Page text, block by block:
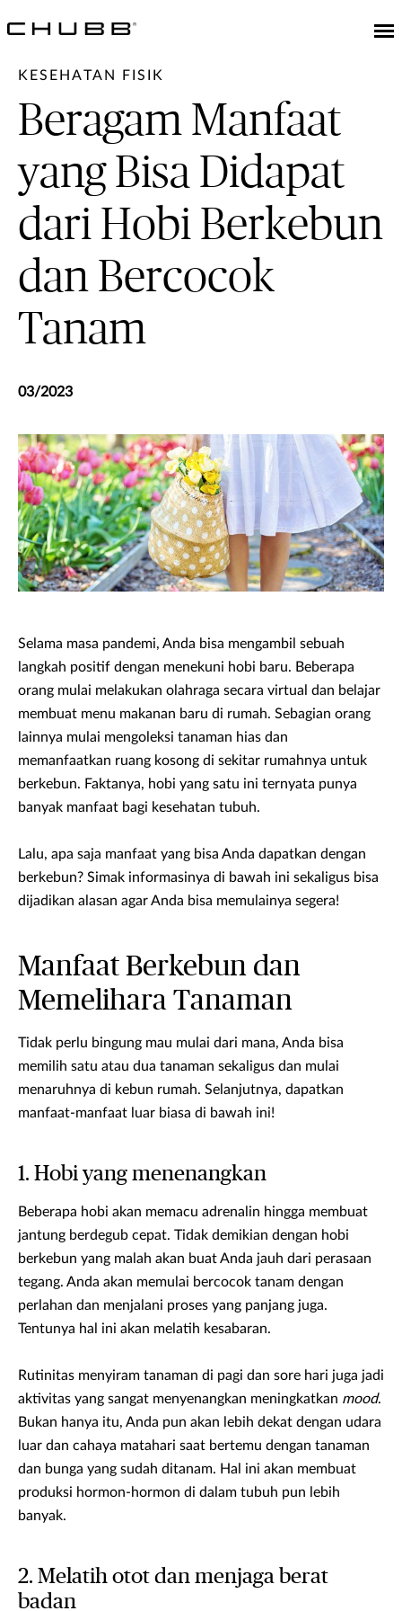
KESEHATAN FISIK
Beragam Manfaat
yang Bisa Didapat
dari Hobi Berkebun
dan Bercocok
Tanam
03/2023
Selama masa pandemi, Anda bisa mengambil sebuah
langkah positif dengan menekuni hobi baru. Beberapa
orang mulai melakukan olahraga secara virtual dan belajar
membuat menu makanan baru di rumah. Sebagian orang
lainnya mulai mengoleksi tanaman hias dan
memanfaatkan ruang kosong di sekitar rumahnya untuk
berkebun. Faktanya, hobi yang satu ini ternyata punya
banyak manfaat bagi kesehatan tubuh.
Lalu, apa saja manfaat yang bisa Anda dapatkan dengan
berkebun? Simak informasinya di bawah ini sekaligus bisa
dijadikan alasan agar Anda bisa memulainya segera!
Manfaat Berkebun dan
Memelihara Tanaman
Tidak perlu bingung mau mulai dari mana, Anda bisa
memilih satu atau dua tanaman sekaligus dan mulai
menaruhnya di kebun rumah. Selanjutnya, dapatkan
manfaat-manfaat luar biasa di bawah ini!
1. Hobi yang menenangkan
Beberapa hobi akan memacu adrenalin hingga membuat
jantung berdegub cepat. Tidak demikian dengan hobi
berkebun yang malah akan buat Anda jauh dari perasaan
tegang. Anda akan memulai bercocok tanam dengan
perlahan dan menjalani proses yang panjang juga.
Tentunya hal ini akan melatih kesabaran.
Rutinitas menyiram tanaman di pagi dan sore hari juga jadi
aktivitas yang sangat menyenangkan meningkatkan mood.
Bukan hanya itu, Anda pun akan lebih dekat dengan udara
luar dan cahaya matahari saat bertemu dengan tanaman
dan bunga yang sudah ditanam. Hal ini akan membuat
produksi hormon-hormon di dalam tubuh pun lebih
banyak.
2. Melatih otot dan menjaga berat
badan